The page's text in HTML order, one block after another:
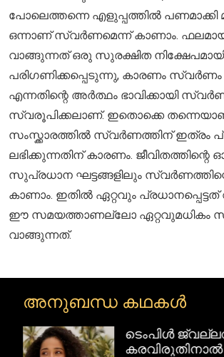
പോലെത്തന്നെ എളുപ്പത്തിൽ പണമാക്കി
ഒന്നാണ് സ്വർണമെന്ന് കാണാം.
വാങ്ങുന്നത് ഒരു സുരക്ഷിത
പരിഗണിക്കപ്പെടുന്നു, കാരണം
എന്നതിന്റെ അർത്ഥം ഭാവിക്കായി
സ്വരൂപിക്കലാണ്. ഇതൊക്കെ
സംസ്ക്കാരത്തിൽ സ്വർണത്തിന് ഇത്രം
ലഭിക്കുന്നതിന് കാരണം. ജീവിതത്തിന്റെ
സുപ്രധാന ഘട്ടങ്ങളിലും
കാണാം. ഇതിൽ ഏറ്റവും പ്രധാനപ്പെട്ടത്
ഈ സമയത്താണല്ലോ ഏറ്റവുമധികം
വാങ്ങുന്നത്.
അനുബന്ധ കഥകൾ
ടെംപിൾ
കരവിരുതിനാൽ